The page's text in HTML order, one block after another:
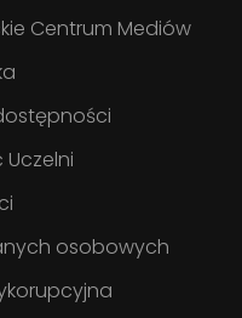
Centrum Mediów
osobowych